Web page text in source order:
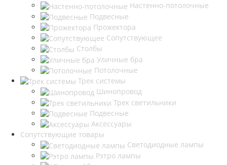
Настенно-потолочные
Подвесные
Прожектора
Сопутствующее
Столбы
Уличные бра
Потолочные
Трек системы
Шинопровод
Трек светильники
Подвесные
Аксессуары
Сопутствующие товары
Светодиодные лампы
Рэтро лампы